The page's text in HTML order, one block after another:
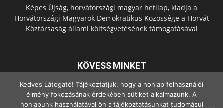
Képes Újság, horvátországi magyar hetilap, kiadja a
Horvátországi Magyarok Demokratikus Közössége a Horvát
Köztársaság állami költségvetésének támogatásával
KÖVESS MINKET
Kedves Látogató! Tájékoztatjuk, hogy a honlap felhasználói
élmény fokozásának érdekében sütiket alkalmazunk. A
honlapunk használatával ön a tájékoztatásunkat tudomásul